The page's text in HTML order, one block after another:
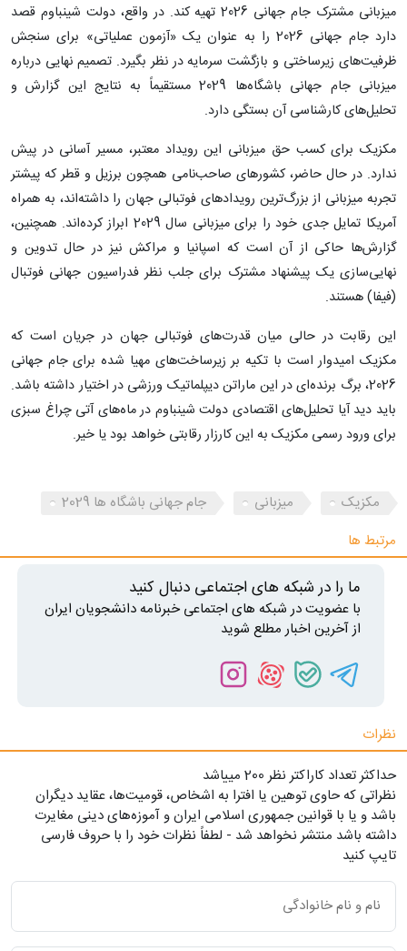
میزبانی مشترک جام جهانی 2026 تهیه کند. در واقع، دولت شینباوم قصد
دارد جام جهانی 2026 را به عنوان یک «آزمون عملیاتی» برای سنجش
ظرفیت‌های زیرساختی و بازگشت سرمایه در نظر بگیرد. تصمیم نهایی درباره
میزبانی جام جهانی باشگاه‌ها 2029 مستقیماً به نتایج این گزارش و
تحلیل‌های کارشناسی آن بستگی دارد.
مکزیک برای کسب حق میزبانی این رویداد معتبر، مسیر آسانی در پیش
ندارد. در حال حاضر، کشورهای صاحب‌نامی همچون برزیل و قطر که پیشتر
تجربه میزبانی از بزرگ‌ترین رویدادهای فوتبالی جهان را داشته‌اند، به همراه
آمریکا تمایل جدی خود را برای میزبانی سال 2029 ابراز کرده‌اند. همچنین،
گزارش‌ها حاکی از آن است که اسپانیا و مراکش نیز در حال تدوین و
نهایی‌سازی یک پیشنهاد مشترک برای جلب نظر فدراسیون جهانی فوتبال
(فیفا) هستند.
این رقابت در حالی میان قدرت‌های فوتبالی جهان در جریان است که
مکزیک امیدوار است با تکیه بر زیرساخت‌های مهیا شده برای جام جهانی
2026، برگ برنده‌ای در این ماراتن دیپلماتیک ورزشی در اختیار داشته باشد.
باید دید آیا تحلیل‌های اقتصادی دولت شینباوم در ماه‌های آتی چراغ سبزی
برای ورود رسمی مکزیک به این کارزار رقابتی خواهد بود یا خیر.
مکزیک میزبانی
جام جهانی باشگاه ها 2029
مرتبط ها
ما را در شبکه های اجتماعی دنبال کنید
با عضویت در شبکه های اجتماعی خبرنامه دانشجویان ایران
از آخرین اخبار مطلع شوید
نظرات
حداکثر تعداد کاراکتر نظر 200 ميياشد
نظراتی که حاوی توهین یا افترا به اشخاص، قومیت‌ها، عقاید دیگران
باشد و یا با قوانین جمهوری اسلامی ایران و آموزه‌های دینی مغایرت
داشته باشد منتشر نخواهد شد - لطفاً نظرات خود را با حروف فارسی
تایپ کنید